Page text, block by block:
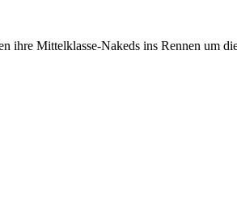
Mittelklasse-Nakeds ins Rennen um